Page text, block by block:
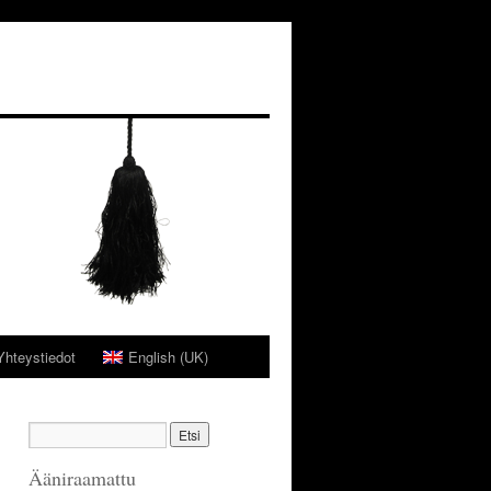
English (UK)
Ääniraamattu